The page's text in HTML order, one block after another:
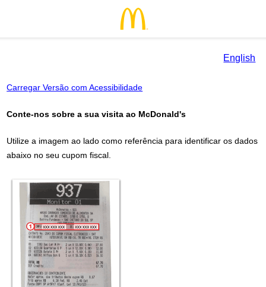
English
Carregar Versão com Acessibilidade
Conte-nos sobre a sua visita ao McDonald's
Utilize a imagem ao lado como referência para identificar os dados
abaixo no seu cupom fiscal.